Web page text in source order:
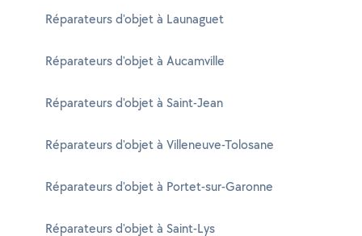
Réparateurs d'objet à Launaguet
Réparateurs d'objet à Aucamville
Réparateurs d'objet à Saint-Jean
Réparateurs d'objet à Villeneuve-Tolosane
Réparateurs d'objet à Portet-sur-Garonne
Réparateurs d'objet à Saint-Lys